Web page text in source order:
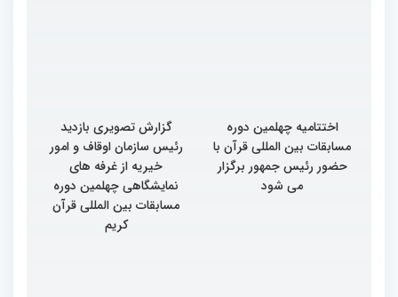
اختتامیه چهلمین دوره
مسابقات بین المللی قرآن با
حضور رئیس جمهور برگزار
می شود
گزارش تصویری بازدید
رئیس سازمان اوقاف و امور
خیریه از غرفه های
نمایشگاهی چهلمین دوره
مسابقات بین المللی قرآن
کریم